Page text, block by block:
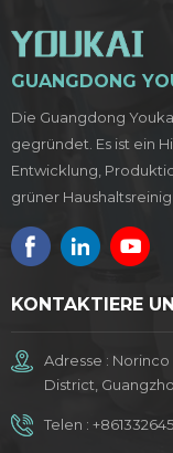
GUANGDONG
Die Guangdong
gegründet. Es ist ein
Entwicklung,
grüner
KONTAKTIERE
Adresse : Norinco
District,
Telen :